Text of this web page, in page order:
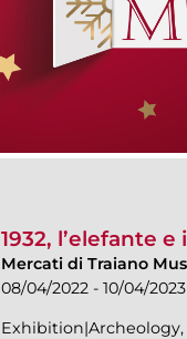
1932, l’elefante
Mercati di Traiano
08/04/2022 - 10/04/2023